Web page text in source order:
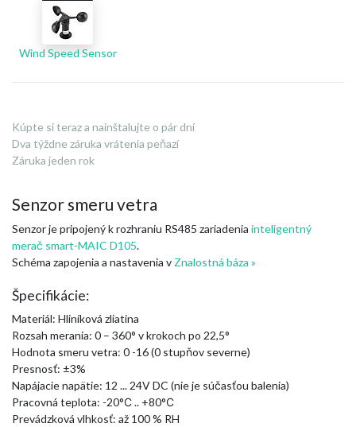
Wind Speed Sensor
Kúpte si teraz a nainštalujte o pár dní
Dva týždne záruka vrátenia peňazí
Záruka jeden rok
Senzor smeru vetra
Senzor je pripojený k rozhraniu RS485 zariadenia inteligentný
merač smart-MAIC D105.
Schéma zapojenia a nastavenia v Znalostná báza »
Špecifikácie:
Materiál: Hliníková zliatina
Rozsah merania: 0 – 360° v krokoch po 22,5°
Hodnota smeru vetra: 0 -16 (0 stupňov severne)
Presnosť: ±3%
Napájacie napätie: 12 ... 24V DC (nie je súčasťou balenia)
Pracovná teplota: -20°С .. +80°С
Prevádzková vlhkosť: až 100 % RH